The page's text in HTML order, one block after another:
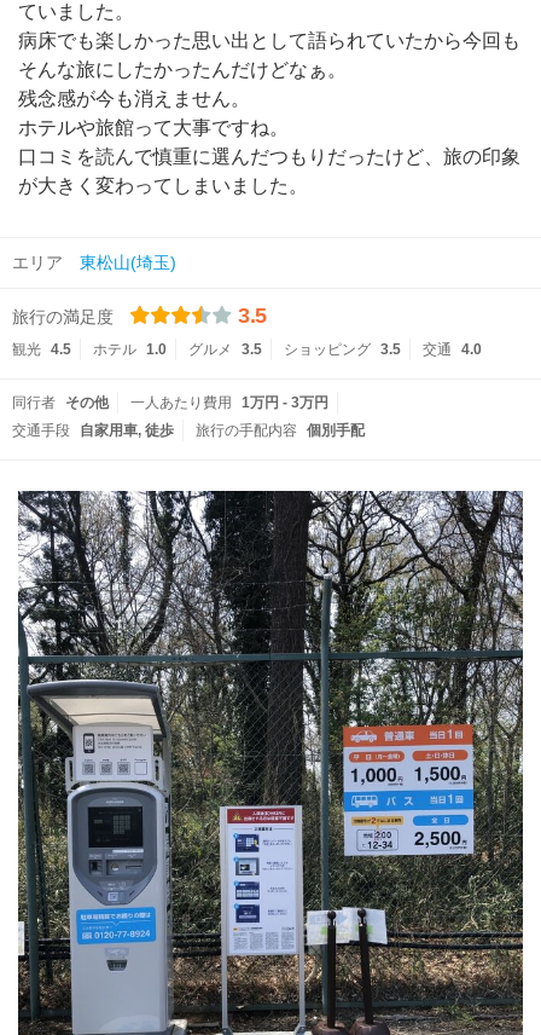
ていました。
病床でも楽しかった思い出として語られていたから今回も
そんな旅にしたかったんだけどなぁ。
残念感が今も消えません。
ホテルや旅館って大事ですね。
口コミを読んで慎重に選んだつもりだったけど、旅の印象
が大きく変わってしまいました。
エリア 東松山(埼玉)
旅行の満足度 3.5
観光 4.5 ホテル 1.0 グルメ 3.5 ショッピング 3.5 交通 4.0
同行者 その他 一人あたり費用
1万円 - 3万円
交通手段
自家用車 徒歩 旅行の手配内容 個別手配